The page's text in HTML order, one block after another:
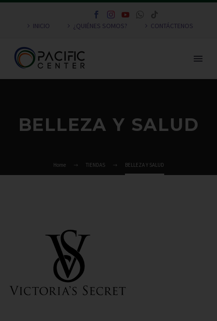
INICIO ¿QUIÉNES SOMOS? CONTÁCTENOS
BELLEZA Y SALUD
Home TIENDAS BELLEZA Y SALUD